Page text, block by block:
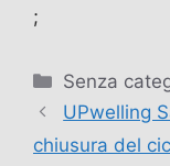
;
Categorie
Senza
UPwelling
chiusura del